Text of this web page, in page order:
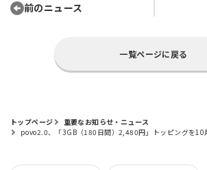
前のニュース
一覧ページに戻る
トップページ
重要なお知らせ・ニュース
povo2.0、「3GB（180日間）2,480円」トッピングを10